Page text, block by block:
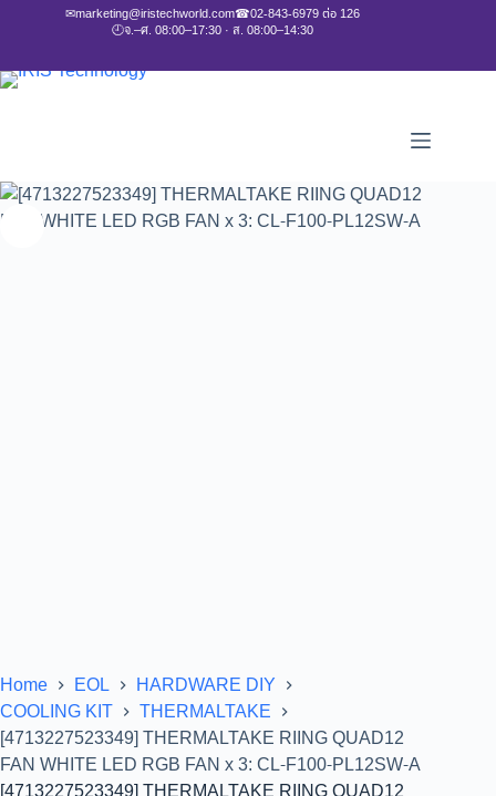
✉marketing@iristechworld.com☎02-843-6979 ต่อ 126
🕘จ.–ศ. 08:00–17:30 · ส. 08:00–14:30
Home EOL
HARDWARE DIY
COOLING KIT
THERMALTAKE
[4713227523349] THERMALTAKE RIING QUAD12
FAN WHITE LED RGB FAN x 3: CL-F100-PL12SW-A